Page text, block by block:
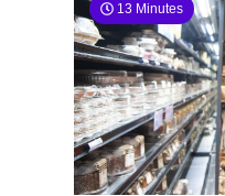
13 Minutes